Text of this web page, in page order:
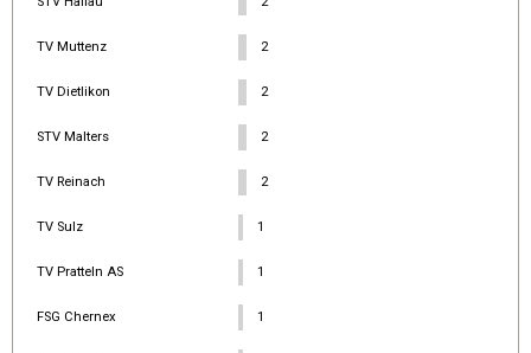
TV Muttenz 2
TV Dietlikon 2
STV Malters 2
TV Reinach 2
TV Sulz 1
TV Pratteln AS 1
FSG Chernex 1